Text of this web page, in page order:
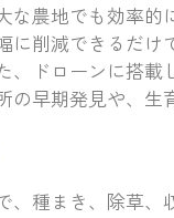
な農地でも効率
に削減できるだ
、ドローンに搭
早期発見や、生
、種まき、除草